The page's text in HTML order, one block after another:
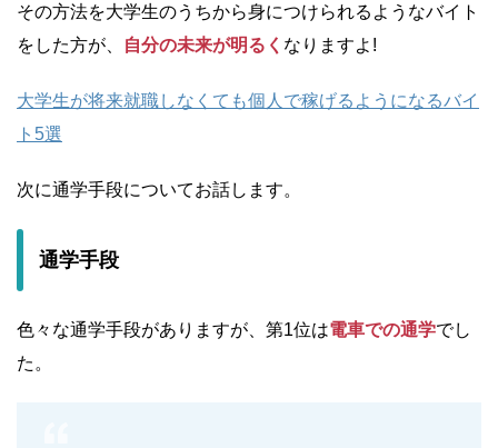
その方法を大学生のうちから身につけられるようなバイト
をした方が、
自分の未来が明るく なりますよ!
大学生が将来就職しなくても個人で稼げるようになるバイ
ト5選
次に通学手段についてお話します。
通学手段
色々な通学手段がありますが、第1位は電車での通学でし
た。